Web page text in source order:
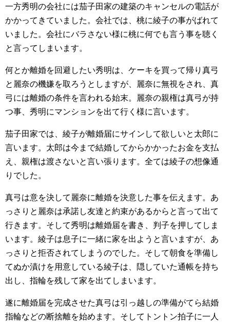
一方秀明の会社には茄子田家の建築のキャンセルの電話が
かかってきていました。会社では、桃に綾子の事がばれて
いました。会社にバラさない様に桃に何でも言う事を聴く
と言ってしまいます。
何とか離婚を回避したい秀明は、ケーキを買って帰り真弓
と麗奈の機嫌を取ろうとしますが、麗奈に無視をされ、真
弓には離婚の条件を言われる始末。麗奈の親権は真弓が持
つ事、秀明にマンションを出て行く様に言います。
茄子田家では、綾子が離婚届にサインして欲しいと太郎に
言います。太郎は今まで結婚してからかかったお金を支払
え、親権は渡さないと言い張ります。全ては綾子の想像通
りでした。
真弓は意を決して麗奈に離婚を決意した事を伝えます。あ
っさりと麗奈は承諾し友達と約束があるからと言って出て
行きます。そして秀明は離婚届を書き、判子を押してしま
います。綾子は息子に一緒に家を出ようと言いますが、あ
っさりと拒否されてしまうのでした。そして朝食を準備し
てぬか漬けを用意している綾子は、隠していた通帳を持ち
出し、指輪を残して家を出てしまいます。
遂に離婚届を完成させた真弓は引っ越しの準備がてら結婚
指輪などの断捨離を始めます。そしてトントン拍子に一人